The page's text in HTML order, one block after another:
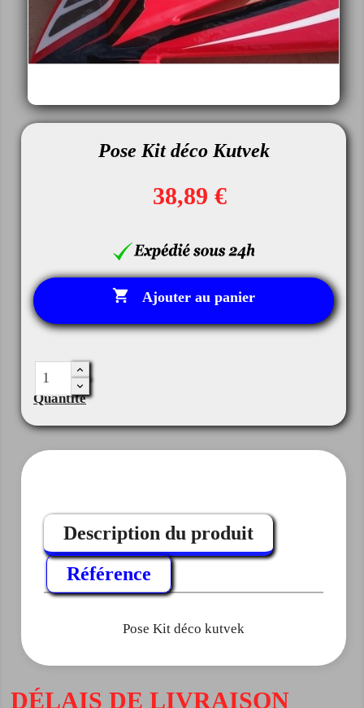
Pose Kit déco Kutvek
38,89 €
 Ajouter au panier
Quantité
Description du produit
Référence
Pose Kit déco kutvek
DÉLAIS DE LIVRAISON